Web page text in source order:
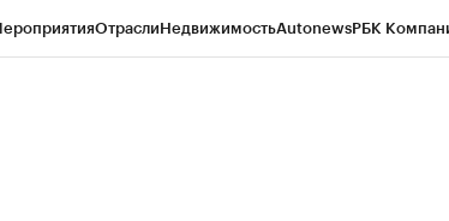
ОтраслиНедвижимостьAutonewsРБК